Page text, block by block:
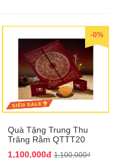
-0%
Quà Tặng Trung Thu
Trăng Rằm QTTT20
1,100,000đ 1,100,000₫